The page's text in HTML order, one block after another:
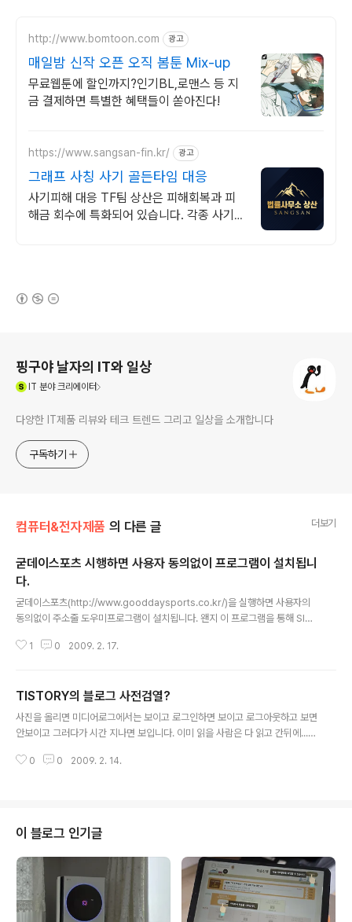
http://www.bomtoon.com 광고
매일밤 신작 오픈 오직 봄툰 Mix-up
무료웹툰에 할인까지?인기BL,로맨스 등 지
금 결제하면 특별한 혜택들이 쏟아진다!
https://www.sangsan-fin.kr/ 광고
그래프 사칭 사기 골든타임 대응
사기피해 대응 TF팀 상산은 피해회복과 피
해금 회수에 특화되어 있습니다. 각종 사기
핑구야 날자의 IT와 일상
IT 분야 크리에이터
다양한 IT제품 리뷰와 테크 트렌드 그리고 일상을 소개합니다
구독하기
컴퓨터&전자제품 의 다른 글 더보기
굳데이스포츠 시행하면 사용자 동의없이 프로그램이 설치됩니
다.
굳데이스포츠(http://www.gooddaysports.co.kr/)을 실행하면 사용자의
동의없이 주소줄 도우미프로그램이 설치됩니다. 왠지 이 프로그램을 통해 SITE
1 0 2009. 2. 17.
TISTORY의 블로그 사전검열?
사진을 올리면 미디어로그에서는 보이고 로그인하면 보이고 로그아웃하고 보면
안보이고 그러다가 시간 지나면 보입니다. 이미 읽을 사람은 다 읽고 간뒤에....
열전까지 제3자에게 노출이 않되야지 말 나온김에 글쓰다보면 자동 임시저장이
0 0 2009. 2. 14.
이 블로그 인기글